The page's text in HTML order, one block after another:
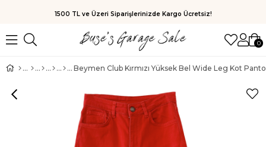
1500 TL ve Üzeri Siparişlerinizde Kargo Ücretsiz!
0